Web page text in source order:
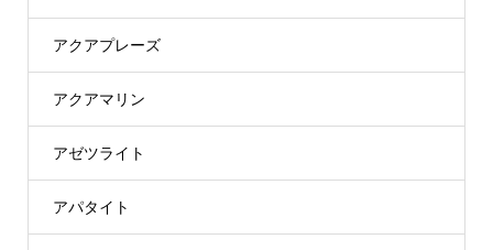
アクアプレーズ
アクアマリン
アゼツライト
アパタイト